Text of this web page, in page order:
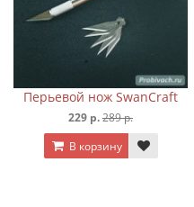
Перьевой нож SwanCraft
229 р.289 р.
В корзину